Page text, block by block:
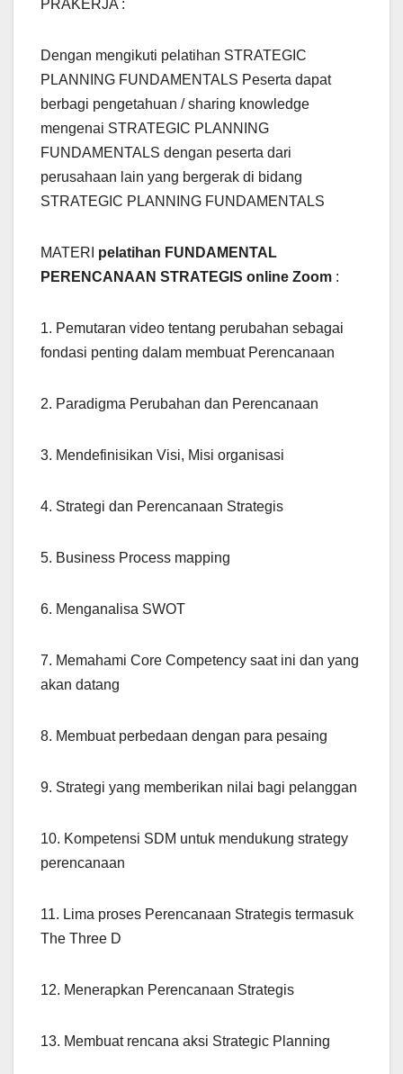
PRAKERJA :
Dengan mengikuti pelatihan STRATEGIC
PLANNING FUNDAMENTALS Peserta dapat
berbagi pengetahuan / sharing knowledge
mengenai STRATEGIC PLANNING
FUNDAMENTALS dengan peserta dari
perusahaan lain yang bergerak di bidang
STRATEGIC PLANNING FUNDAMENTALS
MATERI pelatihan FUNDAMENTAL
PERENCANAAN STRATEGIS online Zoom :
1. Pemutaran video tentang perubahan sebagai
fondasi penting dalam membuat Perencanaan
2. Paradigma Perubahan dan Perencanaan
3. Mendefinisikan Visi, Misi organisasi
4. Strategi dan Perencanaan Strategis
5. Business Process mapping
6. Menganalisa SWOT
7. Memahami Core Competency saat ini dan yang
akan datang
8. Membuat perbedaan dengan para pesaing
9. Strategi yang memberikan nilai bagi pelanggan
10. Kompetensi SDM untuk mendukung strategy
perencanaan
11. Lima proses Perencanaan Strategis termasuk
The Three D
12. Menerapkan Perencanaan Strategis
13. Membuat rencana aksi Strategic Planning